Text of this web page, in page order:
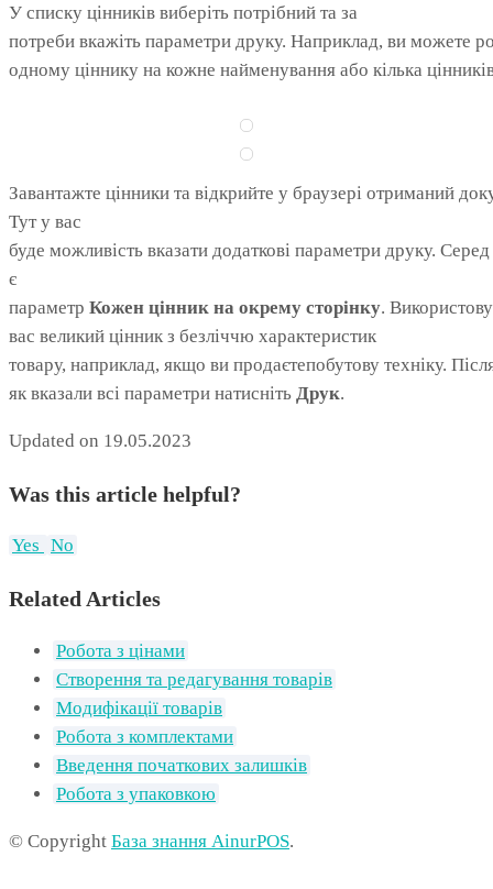
У списку цінників виберіть потрібний та за
потреби вкажіть параметри друку. Наприклад, ви можете
одному ціннику на кожне найменування або кілька
Завантажте цінники та відкрийте у браузері отриманий
Тут у вас
буде можливість вказати додаткові параметри друку.
є
параметр Кожен цінник на окрему сторінку.
вас великий цінник з безліччю характеристик
товару, наприклад, якщо ви продаєтепобутову техніку.
як вказали всі параметри натисніть Друк.
Updated on 19.05.2023
Was this article helpful?
Yes No
Related Articles
Робота з цінами
Створення та редагування товарів
Модифікації товарів
Робота з комплектами
Введення початкових залишків
Робота з упаковкою
© Copyright База знання AinurPOS.